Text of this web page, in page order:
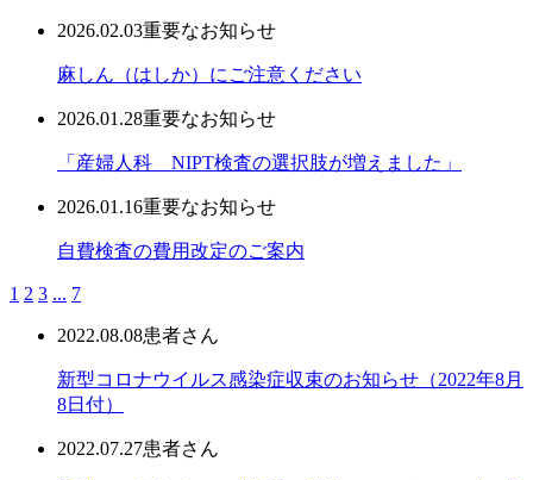
2026.02.03重要なお知らせ
麻しん（はしか）にご注意ください
2026.01.28重要なお知らせ
「産婦人科 NIPT検査の選択肢が増えました」
2026.01.16重要なお知らせ
自費検査の費用改定のご案内
1 2 3 ... 7
2022.08.08患者さん
新型コロナウイルス感染症収束のお知らせ（2022年8月
8日付）
2022.07.27患者さん